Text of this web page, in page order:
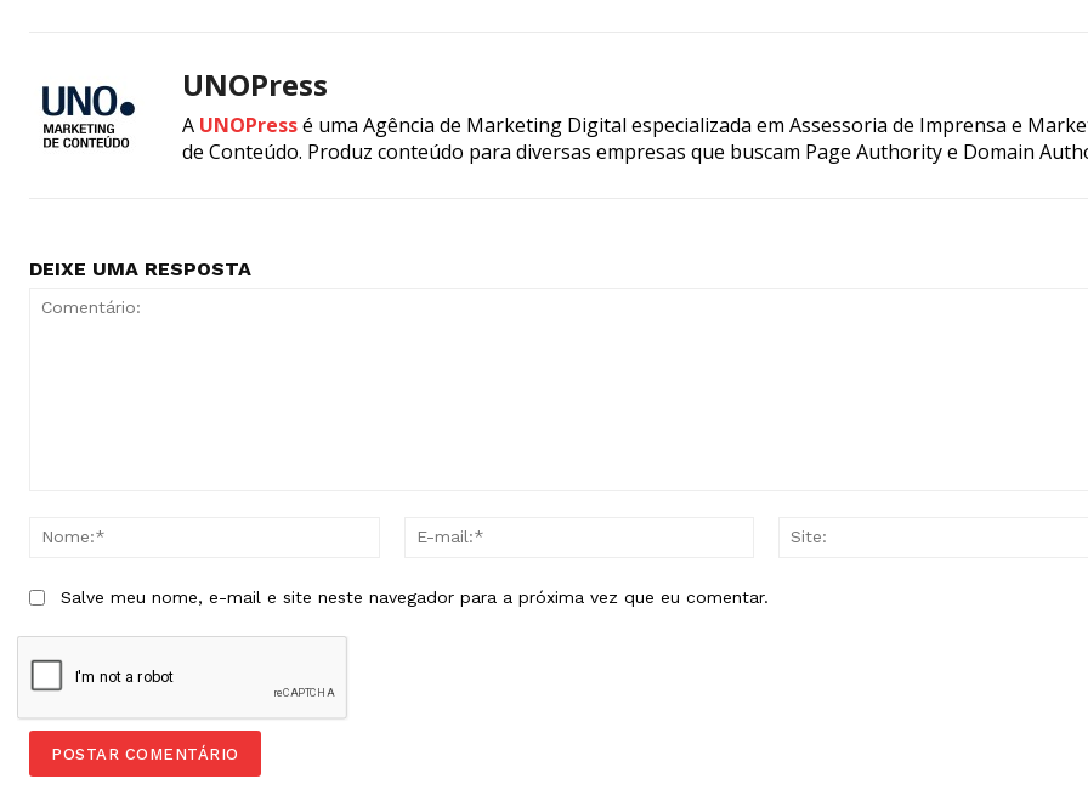
UNOPress
A UNOPressé uma Agência de Marketing Digital especializada em Assessoria de Imprensa e
de Conteúdo. Produz conteúdo para diversas empresas que buscam Page Authority e Domain
DEIXE UMA RESPOSTA
Nome:*
Salve meu nome, e-mail e site neste navegador para a próxima vez que eu comentar.